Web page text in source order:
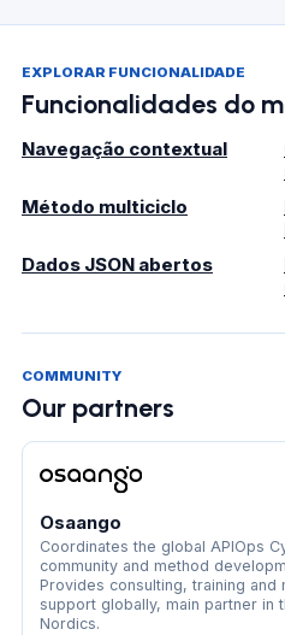
EXPLORAR FUNCIONALIDADE
Funcionalidades do
Navegação contextual
Método multiciclo
Dados JSON abertos
COMMUNITY
Our partners
Osaango
Coordinates the global APIOps
community and method
Provides consulting, training and
support globally, main partner in
Nordics.